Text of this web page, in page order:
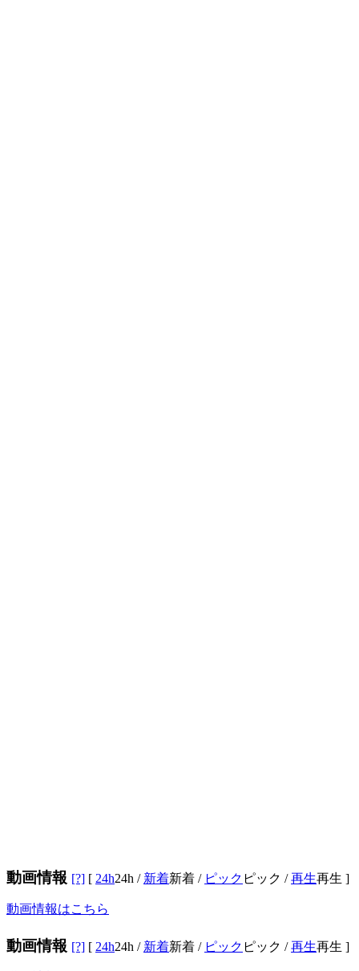
動画情報 [?] [ 24h24h / 新着新着 / ピック ピック /再生再生 ]
動画情報はこちら
動画情報 [?] [ 24h24h / 新着新着 / ピック ピック /再生再生 ]